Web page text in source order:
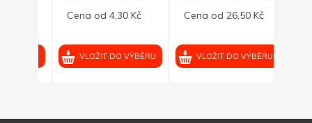
Cena od 4,30 Kč
VLOŽIT DO VÝBĚRU
Cena od 26,50 Kč
VLOŽIT DO VÝBĚRU